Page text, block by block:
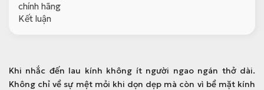
chính hãng
Kết luận
Khi nhắc đến lau kính không ít người ngao ngán thở dài.
Không chỉ về sự mệt mỏi khi dọn dẹp mà còn vì bề mặt kính